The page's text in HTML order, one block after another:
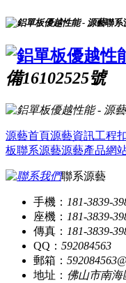
聯系
備16102525號
源藝首頁源藝資訊工程
板聯系源藝源藝產品網
聯系源藝
手機： 181-3839-
座機： 181-3839-
傳真： 181-3839-
QQ： 592084563
郵箱：
地址： 佛山市南海